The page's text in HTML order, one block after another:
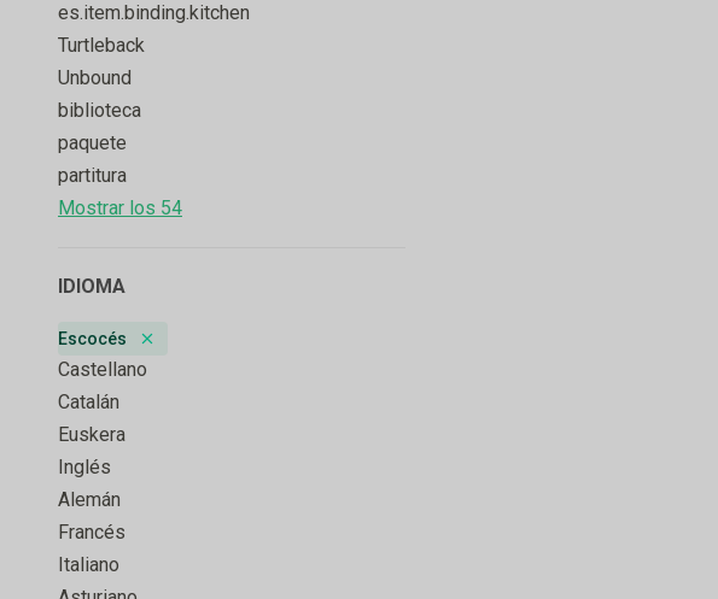
es.item.binding.kitchen
Turtleback
Unbound
biblioteca
paquete
partitura
Mostrar los 54
IDIOMA
Escocés
Remove badge
Castellano
Catalán
Euskera
Inglés
Alemán
Francés
Italiano